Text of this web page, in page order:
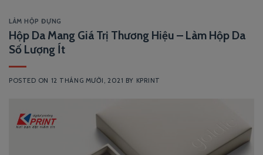
LÀM HỘP ĐỰNG
Hộp Da Mang Giá Trị Thương Hiệu – Làm Hộp Da
Số Lượng Ít
POSTED ON 12 THÁNG MƯỜI, 2021 BY KPRINT